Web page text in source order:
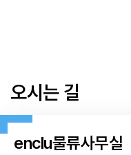
오시는 길
enclu물류사무실